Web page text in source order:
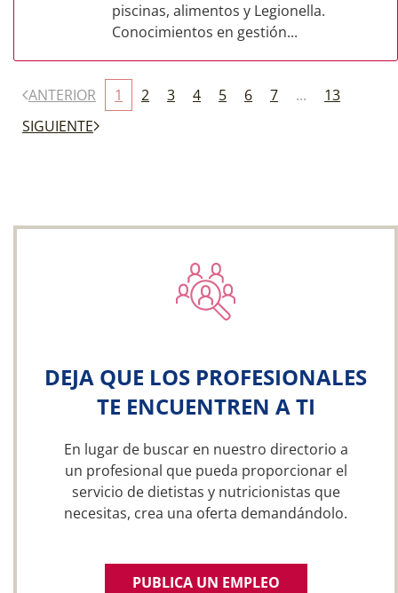
piscinas, alimentos y Legionella.
Conocimientos en gestión...
ANTERIOR 1 2 3 4 5 6 7 ...
13
SIGUIENTE
DEJA QUE LOS PROFESIONALES
TE ENCUENTREN A TI
En lugar de buscar en nuestro directorio a
un profesional que pueda proporcionar el
servicio de dietistas y nutricionistas que
necesitas, crea una oferta demandándolo.
PUBLICA UN EMPLEO